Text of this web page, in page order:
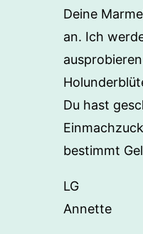
Deine
an. Ich
Du hast
bestimmt
LG
Annette